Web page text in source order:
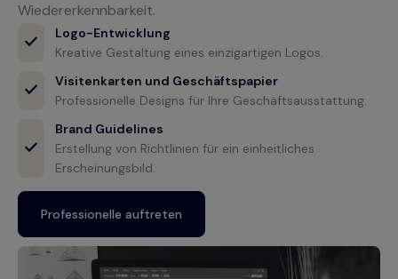
Wiedererkennbarkeit.
Logo-Entwicklung
Kreative Gestaltung eines einzigartigen Logos.
Visitenkarten und Geschäftspapier
Professionelle Designs für Ihre Geschäftsausstattung.
Brand Guidelines
Erstellung von Richtlinien für ein einheitliches
Erscheinungsbild.
Professionelle auftreten